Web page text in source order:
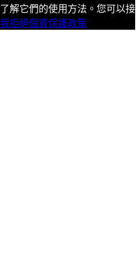
解它們的使用方法。您可以接
我拒絕個資保護政策